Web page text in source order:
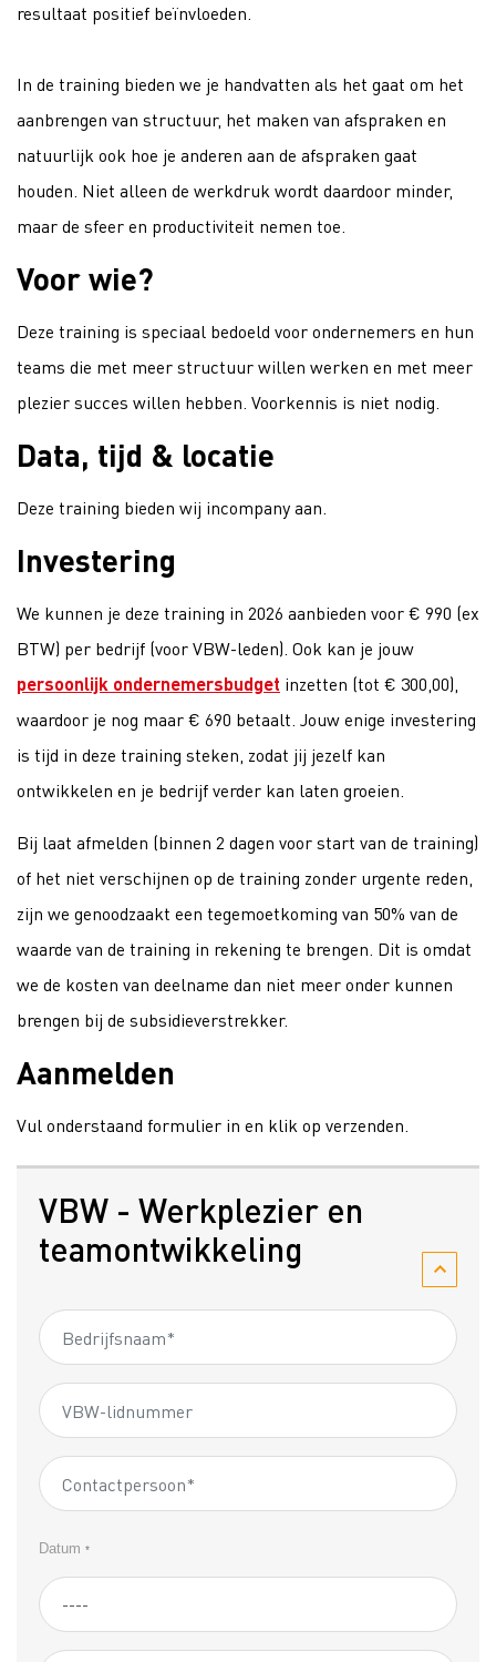
resultaat positief beïnvloeden.
In de training bieden we je handvatten als het gaat om het
aanbrengen van structuur, het maken van afspraken en
natuurlijk ook hoe je anderen aan de afspraken gaat
houden. Niet alleen de werkdruk wordt daardoor minder,
maar de sfeer en productiviteit nemen toe.
Voor wie?
Deze training is speciaal bedoeld voor ondernemers en hun
teams die met meer structuur willen werken en met meer
plezier succes willen hebben. Voorkennis is niet nodig.
Data, tijd & locatie
Deze training bieden wij incompany aan.
Investering
We kunnen je deze training in 2026 aanbieden voor € 990 (ex
BTW) per bedrijf (voor VBW-leden). Ook kan je jouw
persoonlijk ondernemersbudget inzetten (tot € 300,00),
waardoor je nog maar € 690 betaalt. Jouw enige investering
is tijd in deze training steken, zodat jij jezelf kan
ontwikkelen en je bedrijf verder kan laten groeien.
Bij laat afmelden (binnen 2 dagen voor start van de training)
of het niet verschijnen op de training zonder urgente reden,
zijn we genoodzaakt een tegemoetkoming van 50% van de
waarde van de training in rekening te brengen. Dit is omdat
we de kosten van deelname dan niet meer onder kunnen
brengen bij de subsidieverstrekker.
Aanmelden
Vul onderstaand formulier in en klik op verzenden.
VBW - Werkplezier en
teamontwikkeling
Datum *